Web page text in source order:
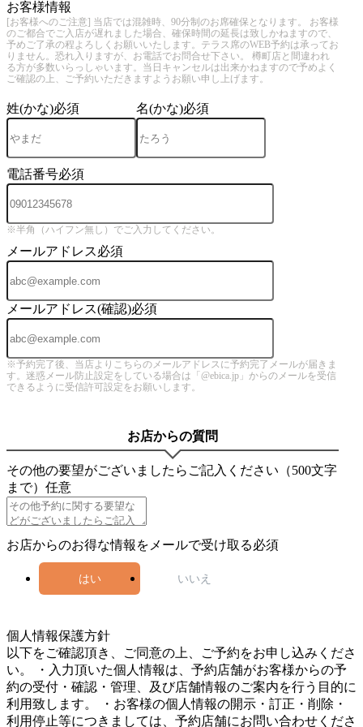
お客様情報
[お客様へのご注意] 当店では混雑時、90分制のお席確保となります。 お客様
のご都合でご入店が遅れました場合、確保時間の延長は致しかねますので、
予めご了承の程よろしくお願いいたします。テラス席のWEB予約は承ってお
りません。恐れ入りますが、お電話でお問合せ下さい。 樽町店と間違われ
る方が多数いらっしゃいます。当日キャンセルは出来かねますので予めよく
ご確認の上、ご予約いただきますようお願い申し上げます。
姓(かな)必須 名(かな)必須
電話番号必須
※半角（ハイフン無し）でご入力してください。
メールアドレス必須
メールアドレス(確認)必須
※予約完了後、当店よりこちらのメールアドレスに予約完了メールが届きま
す。迷惑メール防止設定をしている場合は「@ebica.jp」からのメールを受信
できるように受信許可設定をお願いします。
お店からの質問
その他の要望がございましたらご記入ください（500文字
まで） 任意
お店からのお得な情報をメールで受け取る必須
はい いいえ
個人情報保護方針
以下をご確認頂き、ご同意の上、ご予約をお申し込みくださ
い。 ・入力頂いた個人情報は、予約店舗がお客様からの予
約の受付・確認・管理、及び店舗情報のご案内を行う目的に
利用致します。 ・お客様の個人情報の開示・訂正・削除・
利用停止等につきましては、予約店舗にお問い合わせくださ